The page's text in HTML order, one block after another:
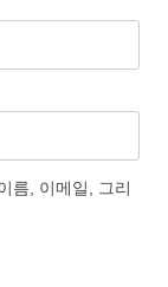
름, 이메일, 그리